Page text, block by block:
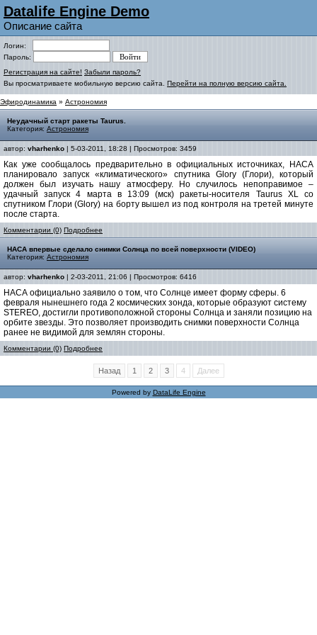
Datalife Engine Demo
Описание сайта
Логин:
Пароль:
Регистрация на сайте! Забыли пароль?
Вы просматриваете мобильную версию сайта. Перейти на полную версию сайта.
Эфиродинамика » Астрономия
Неудачный старт ракеты Taurus.
Категория: Астрономия
автор: vharhenko | 5-03-2011, 18:28 | Просмотров: 3459
Как уже сообщалось предварительно в официальных источниках, НАСА
планировало запуск «климатического» спутника Glory (Глори), который
должен был изучать нашу атмосферу. Но случилось непоправимое –
удачный запуск 4 марта в 13:09 (мск) ракеты-носителя Taurus XL со
спутником Глори (Glory) на борту вышел из под контроля на третей минуте
после старта.
Комментарии (0) Подробнее
НАСА впервые сделало снимки Солнца по всей поверхности (VIDEO)
Категория: Астрономия
автор: vharhenko | 2-03-2011, 21:06 | Просмотров: 6416
НАСА официально заявило о том, что Солнце имеет форму сферы. 6
февраля нынешнего года 2 космических зонда, которые образуют систему
STEREO, достигли противоположной стороны Солнца и заняли позицию на
орбите звезды. Это позволяет производить снимки поверхности Солнца
ранее не видимой для землян стороны.
Комментарии (0) Подробнее
Назад 1 2 3 4 Далее
Powered by DataLife Engine